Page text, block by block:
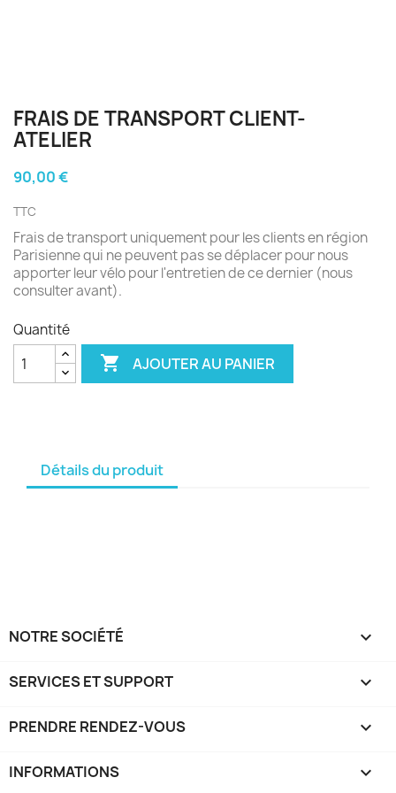
FRAIS DE TRANSPORT CLIENT-
ATELIER
90,00 €
TTC
Frais de transport uniquement pour les clients en région
Parisienne qui ne peuvent pas se déplacer pour nous
apporter leur vélo pour l'entretien de ce dernier (nous
consulter avant).
Quantité
 AJOUTER AU PANIER
Détails du produit
NOTRE SOCIÉTÉ 
SERVICES ET SUPPORT 
PRENDRE RENDEZ-VOUS 
INFORMATIONS keyboard_arrow_down